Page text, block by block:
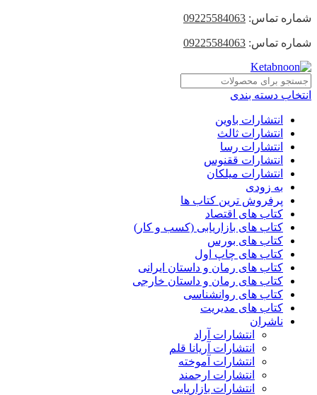
شماره تماس: 09225584063
شماره تماس: 09225584063
انتخاب دسته بندی
انتشارات باوین
انتشارات ثالث
انتشارات رسا
انتشارات ققنوس
انتشارات میلکان
به زودی
پرفروش ترین کتاب ها
کتاب های اقتصاد
کتاب های بازاریابی (کسب و کار)
کتاب های بورس
کتاب های چاپ اول
کتاب های رمان و داستان ایرانی
کتاب های رمان و داستان خارجی
کتاب های روانشناسی
کتاب های مدیریت
ناشران
انتشارات آراد
انتشارات آریانا قلم
انتشارات آموخته
انتشارات ارجمند
انتشارات بازاریابی